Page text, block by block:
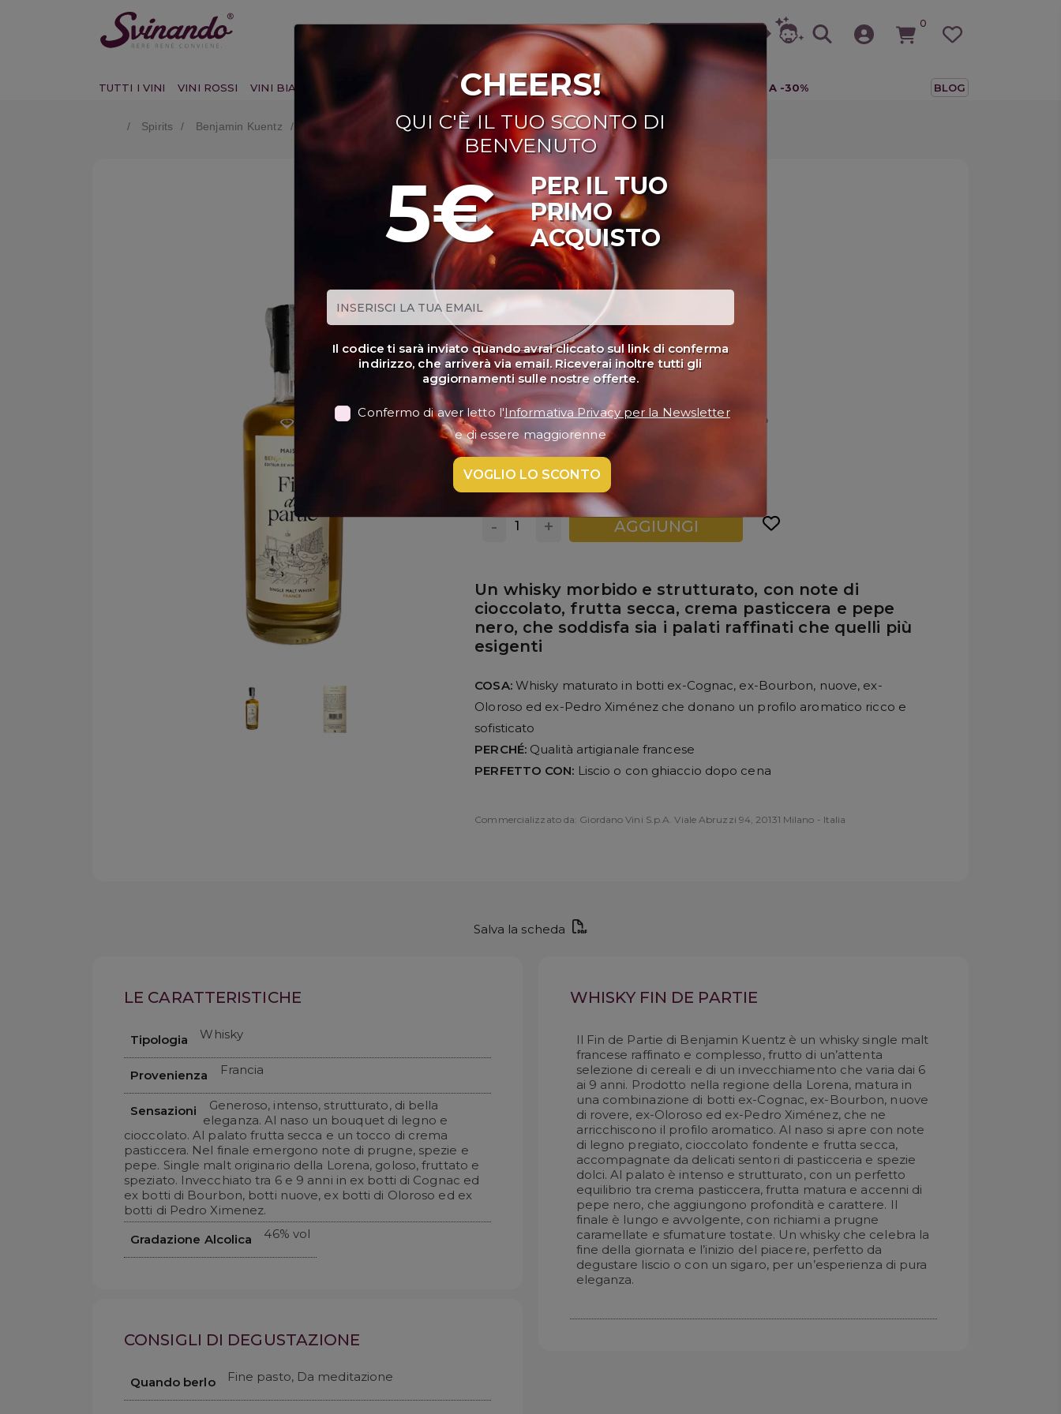
0
TUTTI I VINI VINI ROSSI VINI BIANCHI VINI ROSATI BOLLICINE CAVEAU SPIRITS BIRRE DISPENSA TUTTO A -30% BLOG
Spirits Benjamin Kuentz Whisky Fin De Partie
WHISKY FIN DE PARTIE
BENJAMIN KUENTZ
Provenienza
: Francia, Xàtiva (Valencia)
Disponibili:
€ 79,00
SPEDIZIONE GRATUITA
(€ 112,86/lt.)
- + AGGIUNGI
Un whisky morbido e strutturato, con note di
cioccolato, frutta secca, crema pasticcera e pepe
nero, che soddisfa sia i palati raffinati che quelli più
esigenti
COSA:Whisky maturato in botti ex-Cognac, ex-Bourbon, nuove, ex-
Oloroso ed ex-Pedro Ximénez che donano un profilo aromatico ricco e
sofisticato
PERCHÉ:Qualità artigianale francese
PERFETTO CON: Liscio o con ghiaccio dopo cena
Commercializzato da: Giordano Vini S.p.A. Viale Abruzzi 94, 20131 Milano - Italia
Salva la scheda
LE CARATTERISTICHE
Tipologia Whisky
Provenienza Francia
Sensazioni
Generoso, intenso, strutturato, di bella
eleganza. Al naso un bouquet di legno e
cioccolato. Al palato frutta secca e un tocco di crema
pasticcera. Nel finale emergono note di prugne, spezie e
pepe. Single malt originario della Lorena, goloso, fruttato e
speziato. Invecchiato tra 6 e 9 anni in ex botti di Cognac ed
ex botti di Bourbon, botti nuove, ex botti di Oloroso ed ex
botti di Pedro Ximenez.
Gradazione Alcolica
46% vol
CONSIGLI DI DEGUSTAZIONE
Quando berlo Fine pasto, Da meditazione
WHISKY FIN DE PARTIE
Il Fin de Partie di Benjamin Kuentz è un whisky single malt
francese raffinato e complesso, frutto di un’attenta
selezione di cereali e di un invecchiamento che varia dai 6
ai 9 anni. Prodotto nella regione della Lorena, matura in
una combinazione di botti ex-Cognac, ex-Bourbon, nuove
di rovere, ex-Oloroso ed ex-Pedro Ximénez, che ne
arricchiscono il profilo aromatico. Al naso si apre con note
di legno pregiato, cioccolato fondente e frutta secca,
accompagnate da delicati sentori di pasticceria e spezie
dolci. Al palato è intenso e strutturato, con un perfetto
equilibrio tra crema pasticcera, frutta matura e accenni di
pepe nero, che aggiungono profondità e carattere. Il
finale è lungo e avvolgente, con richiami a prugne
caramellate e sfumature tostate. Un whisky che celebra la
fine della giornata e l’inizio del piacere, perfetto da
degustare liscio o con un sigaro, per un’esperienza di pura
eleganza.
CHEERS!
QUI C'È IL TUO SCONTO DI
BENVENUTO
5€
PER IL TUO
PRIMO
ACQUISTO
Il codice ti sarà inviato quando avrai cliccato sul link di conferma
indirizzo, che arriverà via email. Riceverai inoltre tutti gli
aggiornamenti sulle nostre offerte.
Confermo di aver letto l'Informativa Privacy per la Newsletter
e di essere maggiorenne
VOGLIO LO SCONTO